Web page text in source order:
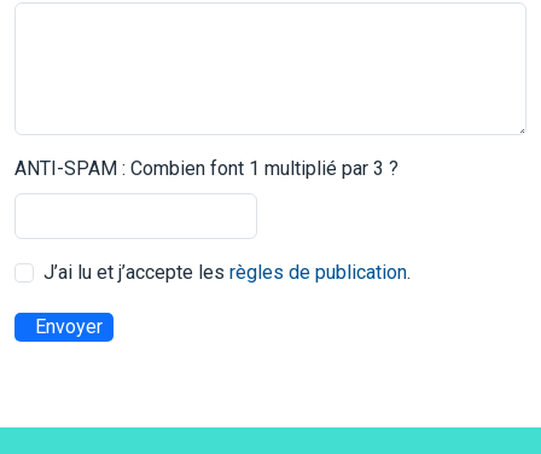
ANTI-SPAM : Combien font 1 multiplié par 3 ?
J’ai lu et j’accepte les règles de publication.
Envoyer